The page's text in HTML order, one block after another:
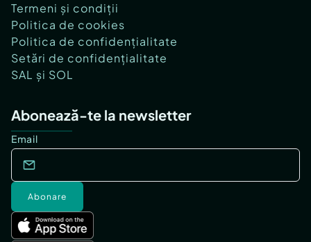
Termeni și condiții
Politica de cookies
Politica de confidențialitate
Setări de confidențialitate
SAL și SOL
Abonează-te la newsletter
Email
Abonare